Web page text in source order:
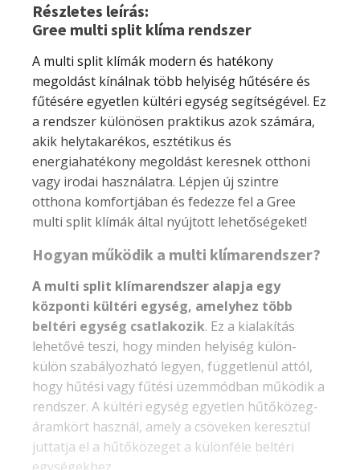
Részletes leírás:
Gree multi split klíma rendszer
A multi split klímák modern és hatékony
megoldást kínálnak több helyiség hűtésére és
fűtésére egyetlen kültéri egység segítségével. Ez
a rendszer különösen praktikus azok számára,
akik helytakarékos, esztétikus és
energiahatékony megoldást keresnek otthoni
vagy irodai használatra. Lépjen új szintre
otthona komfortjában és fedezze fel a Gree
multi split klímák által nyújtott lehetőségeket!
Hogyan működik a multi klímarendszer?
A multi split klímarendszer alapja egy
központi kültéri egység, amelyhez több
beltéri egység csatlakozik. Ez a kialakítás
lehetővé teszi, hogy minden helyiség külön-
külön szabályozható legyen, függetlenül attól,
hogy hűtési vagy fűtési üzemmódban működik a
rendszer. A kültéri egység egyetlen hűtőközeg-
áramkört használ, amely a csöveken keresztül
juttatja el a hűtőközeget a különféle beltéri